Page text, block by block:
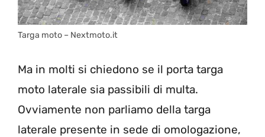
Targa moto – Nextmoto.it
Ma in molti si chiedono se il porta targa
moto laterale sia passibili di multa.
Ovviamente non parliamo della targa
laterale presente in sede di omologazione,